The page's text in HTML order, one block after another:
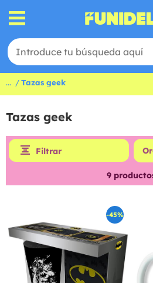
... Tazas geek
Tazas geek
Filtrar
9
-45%